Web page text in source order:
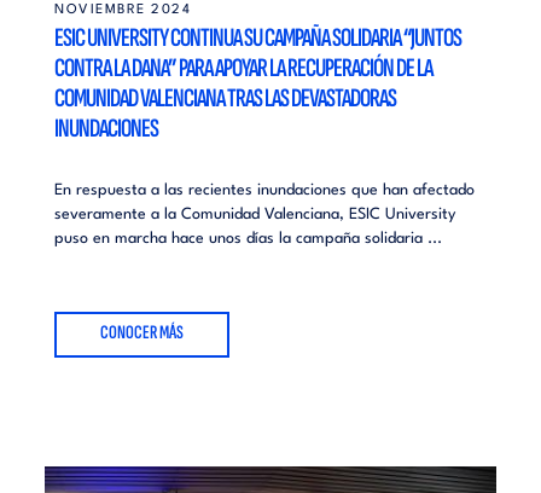
NOVIEMBRE 2024
ESIC UNIVERSITY CONTINUA SU CAMPAÑA SOLIDARIA “JUNTOS
CONTRA LA DANA” PARA APOYAR LA RECUPERACIÓN DE LA
COMUNIDAD VALENCIANA TRAS LAS DEVASTADORAS
INUNDACIONES
En respuesta a las recientes inundaciones que han afectado
severamente a la Comunidad Valenciana, ESIC University
puso en marcha hace unos días la campaña solidaria ...
CONOCER MÁS